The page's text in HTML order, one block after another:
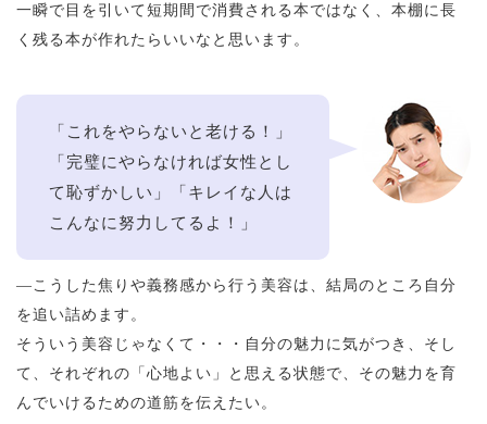
一瞬で目を引いて短期間で消費される本ではなく、本棚に長
く残る本が作れたらいいなと思います。
「これをやらないと老ける！」
「完璧にやらなければ女性とし
て恥ずかしい」「キレイな人は
こんなに努力してるよ！」
—こうした焦りや義務感から行う美容は、結局のところ自分
を追い詰めます。
そういう美容じゃなくて・・・自分の魅力に気がつき、そし
て、それぞれの「心地よい」と思える状態で、その魅力を育
んでいけるための道筋を伝えたい。